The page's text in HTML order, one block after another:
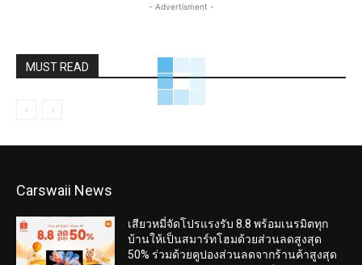
- Advertisment -
MUST READ
Carswaii News
เสียวหมี่จัดโปรแรงรับ 8.8 พร้อมเนรมิตทุก
บ้านให้เป็นสมาร์ทโฮมด้วยส่วนลดสูงสุด
50% ร่วมด้วยคูปองส่วนลดจากร้านค้าสูงสุด